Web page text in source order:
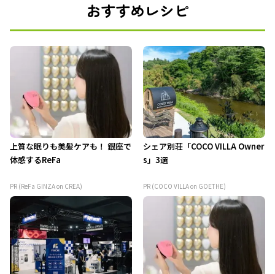
おすすめレシピ
上質な眠りも美髪ケアも！ 銀座で
体感するReFa
PR (ReFa GINZA on CREA)
シェア別荘「COCO VILLA Owner
s」3選
PR (COCO VILLA on GOETHE)